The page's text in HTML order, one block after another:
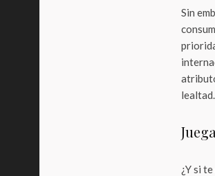
Sin
lealtad.
¿Y si